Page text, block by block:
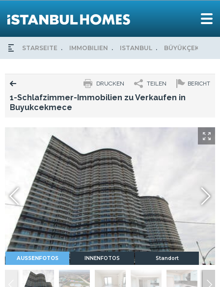
STARSEITE IMMOBILIEN ISTANBUL BÜYÜKÇEKMECE
BERICHT
TEILEN
DRUCKEN
1-Schlafzimmer-Immobilien zu Verkaufen in
Buyukcekmece
AUSSENFOTOS INNENFOTOS Standort